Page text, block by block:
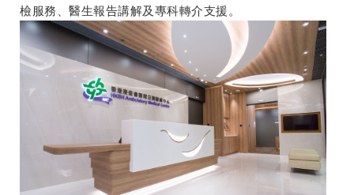
檢服務、醫生報告講解及專科轉介支援。